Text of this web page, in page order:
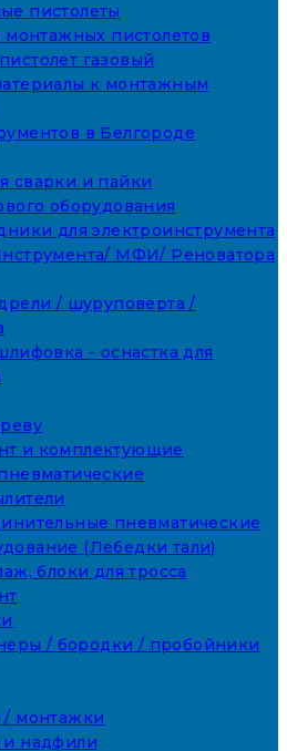
пистолеты
монтажных пистолетов
газовый
к монтажным
в Белгороде
сварки и пайки
оборудования
для электроинструмента
МФИ/ Реноватора
/ шуруповерта /
- оснастка для
и комплектующие
пневматические
(Лебедки тали)
блоки для тросса
/ бородки / пробойники
монтажки
надфили